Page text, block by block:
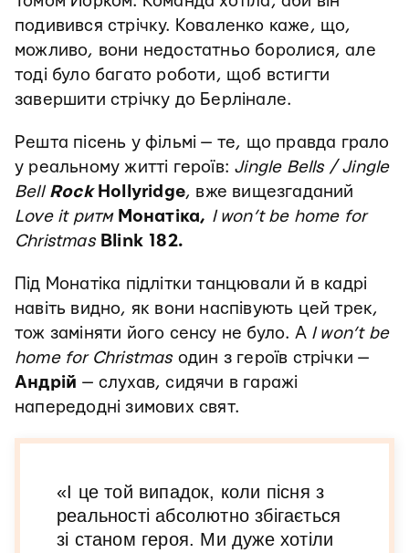
подивився стрічку. Коваленко каже, що,
можливо, вони недостатньо боролися, але
тоді було багато роботи, щоб встигти
завершити стрічку до Берлінале.
Решта пісень у фільмі — те, що правда грало
у реальному житті героїв: Jingle Bells / Jingle
BellRock Hollyridge, вже вищезгаданий
Love it ритм Монатіка, I won’t be home for
ChristmasBlink 182.
Під Монатіка підлітки танцювали й в кадрі
навіть видно, як вони наспівують цей трек,
тож заміняти його сенсу не було. А I won’t be
home for Christmas один з героїв стрічки —
Андрій— слухав, сидячи в гаражі
напередодні зимових свят.
«І це той випадок, коли пісня з
реальності абсолютно збігається
зі станом героя. Ми дуже хотіли